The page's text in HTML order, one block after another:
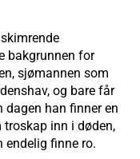
bakgrunnen for
sjømannen som
og bare får
dagen han finner en
inn i døden,
endelig finne ro.